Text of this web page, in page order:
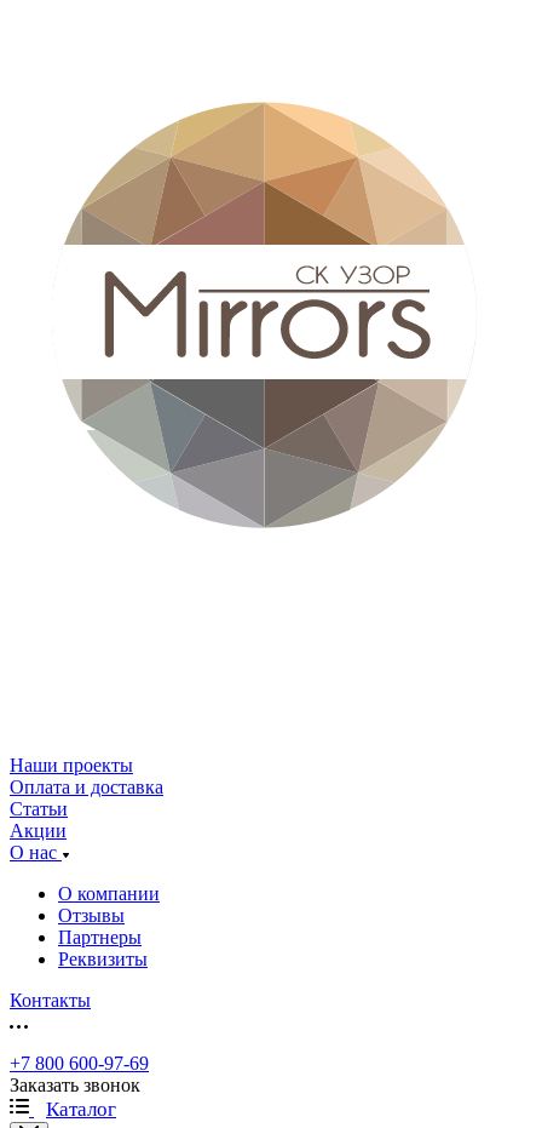
Наши проекты
Оплата и доставка
Статьи
Акции
О нас
О компании
Отзывы
Партнеры
Реквизиты
Контакты
+7 800 600-97-69
Заказать звонок
Каталог